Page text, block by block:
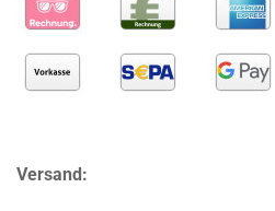
Versand: